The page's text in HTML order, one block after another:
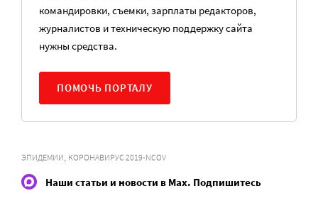
командировки, съемки, зарплаты редакторов,
журналистов и техническую поддержку сайта
нужны средства.
ПОМОЧЬ ПОРТАЛУ
ЭПИДЕМИИ, КОРОНАВИРУС 2019-NCOV
Наши статьи и новости в Max. Подпишитесь